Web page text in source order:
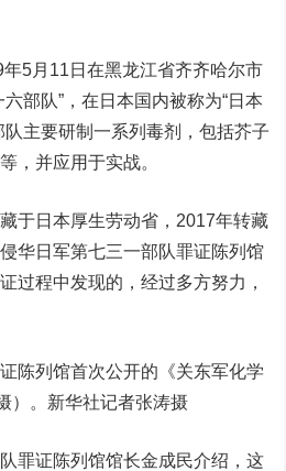
月11日在黑龙江省齐齐哈尔市
部队”，在日本国内被称为“日本
队主要研制一系列毒剂，包括芥子
，并应用于实战。
日本厚生劳动省，2017年转藏
华日军第七三一部队罪证陈列馆
过程中发现的，经过多方努力，
陈列馆首次公开的《关东军化学
）。新华社记者张涛摄
证陈列馆馆长金成民介绍，这